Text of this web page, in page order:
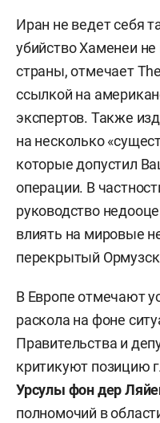
Иран не ведет себя
убийство Хаменеи
страны, отмечает
ссылкой на
экспертов. Также
на несколько
которые допустил
операции. В
руководство
влиять на мировые
перекрытый
В Европе отмечают
раскола на фоне
Правительства и
критикуют позицию
Урсулы фон дер
полномочий в